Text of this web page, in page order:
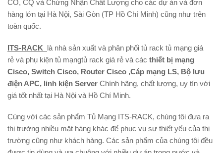
CO, CQ và Chứng Nhận Chất Lượng cho các dự án và đơn
hàng lớn tại Hà Nội, Sài Gòn (TP Hồ Chí Minh) cũng như trên
toàn quốc.
ITS-RACK là nhà sản xuất và phân phối tủ rack tủ mạng giá
rẻ và phụ kiện tủ mạngtủ rack giá rẻ và các thiết bị mạng
Cisco, Switch Cisco, Router Cisco ,Cáp mạng LS, Bộ lưu
điện APC, linh kiện Server Chính hãng, chất lượng, uy tín với
giá tốt nhất tại Hà Nội và Hồ Chí Minh.
Cùng với các sản phẩm Tủ Mạng ITS-RACK, chúng tôi đưa ra
thị trường nhiều mặt hàng khác để phục vụ sự thiết yếu của thị
trường cũng như khách hàng. Các sản phẩm của chúng tôi đều